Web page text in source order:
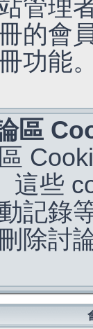
管理
的會
功能
區
這些
記錄
除討